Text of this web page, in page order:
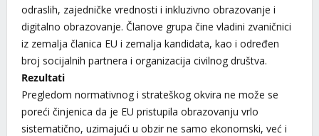
odraslih, zajedničke vrednosti i inkluzivno obrazovanje i
digitalno obrazovanje. Članove grupa čine vladini zvaničnici
iz zemalja članica EU i zemalja kandidata, kao i određen
broj socijalnih partnera i organizacija civilnog društva.
Rezultati
Pregledom normativnog i strateškog okvira ne može se
poreći činjenica da je EU pristupila obrazovanju vrlo
sistematično, uzimajući u obzir ne samo ekonomski, već i